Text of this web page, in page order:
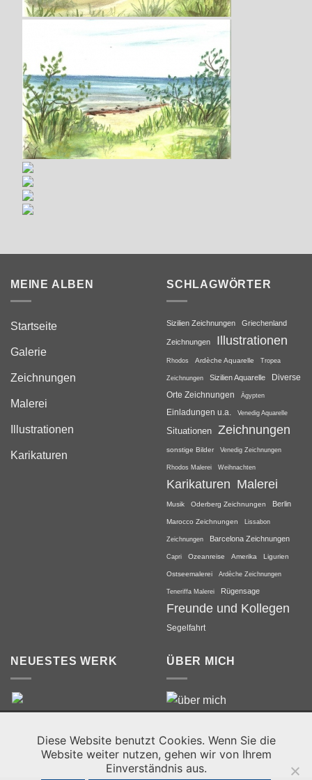
MEINE ALBEN
Startseite
Galerie
Zeichnungen
Malerei
Illustrationen
Karikaturen
SCHLAGWÖRTER
Sizilien Zeichnungen Griechenland
Zeichnungen Illustrationen
Rhodos Ardèche Aquarelle Tropea
Zeichnungen Sizilien Aquarelle Diverse
Orte Zeichnungen Ägypten
Einladungen u.a. Venedig Aquarelle
Situationen Zeichnungen
sonstige Bilder Venedig Zeichnungen
Rhodos Malerei Weihnachten
Karikaturen Malerei
Musik Oderberg Zeichnungen Berlin
Marocco Zeichnungen Lissabon
Zeichnungen Barcelona Zeichnungen
Capri Ozeanreise Amerika Ligurien
Ostseemalerei Ardèche Zeichnungen
Teneriffa Malerei Rügensage
Freunde und Kollegen
Segelfahrt
NEUESTES WERK ÜBER MICH
Diese Website benutzt Cookies. Wenn Sie die
Website weiter nutzen, gehen wir von Ihrem
Einverständnis aus.